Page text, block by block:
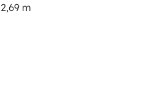
2,69 m